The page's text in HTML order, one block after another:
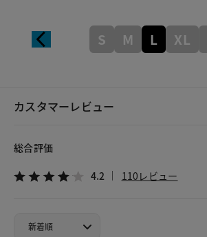
S M L XL
カスタマーレビュー
総合評価
4.2 110レビュー